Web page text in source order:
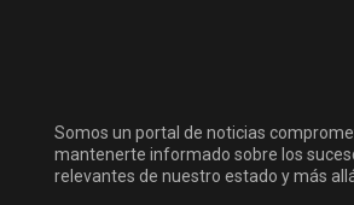
Somos un portal de noticias
mantenerte informado sobre los
relevantes de nuestro estado y más